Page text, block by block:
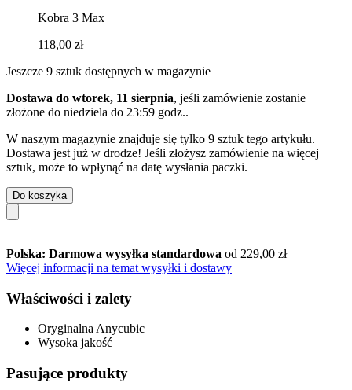
Kobra 3 Max
118,00 zł
Jeszcze 9 sztuk dostępnych w magazynie
Dostawa do wtorek, 11 sierpnia, jeśli zamówienie zostanie
złożone do niedziela do 23:59 godz..
W naszym magazynie znajduje się tylko 9 sztuk tego artykułu.
Dostawa jest już w drodze! Jeśli złożysz zamówienie na więcej
sztuk, może to wpłynąć na datę wysłania paczki.
Do koszyka
Polska: Darmowa wysyłka standardowa od 229,00 zł
Więcej informacji na temat wysyłki i dostawy
Właściwości i zalety
Oryginalna Anycubic
Wysoka jakość
Pasujące produkty